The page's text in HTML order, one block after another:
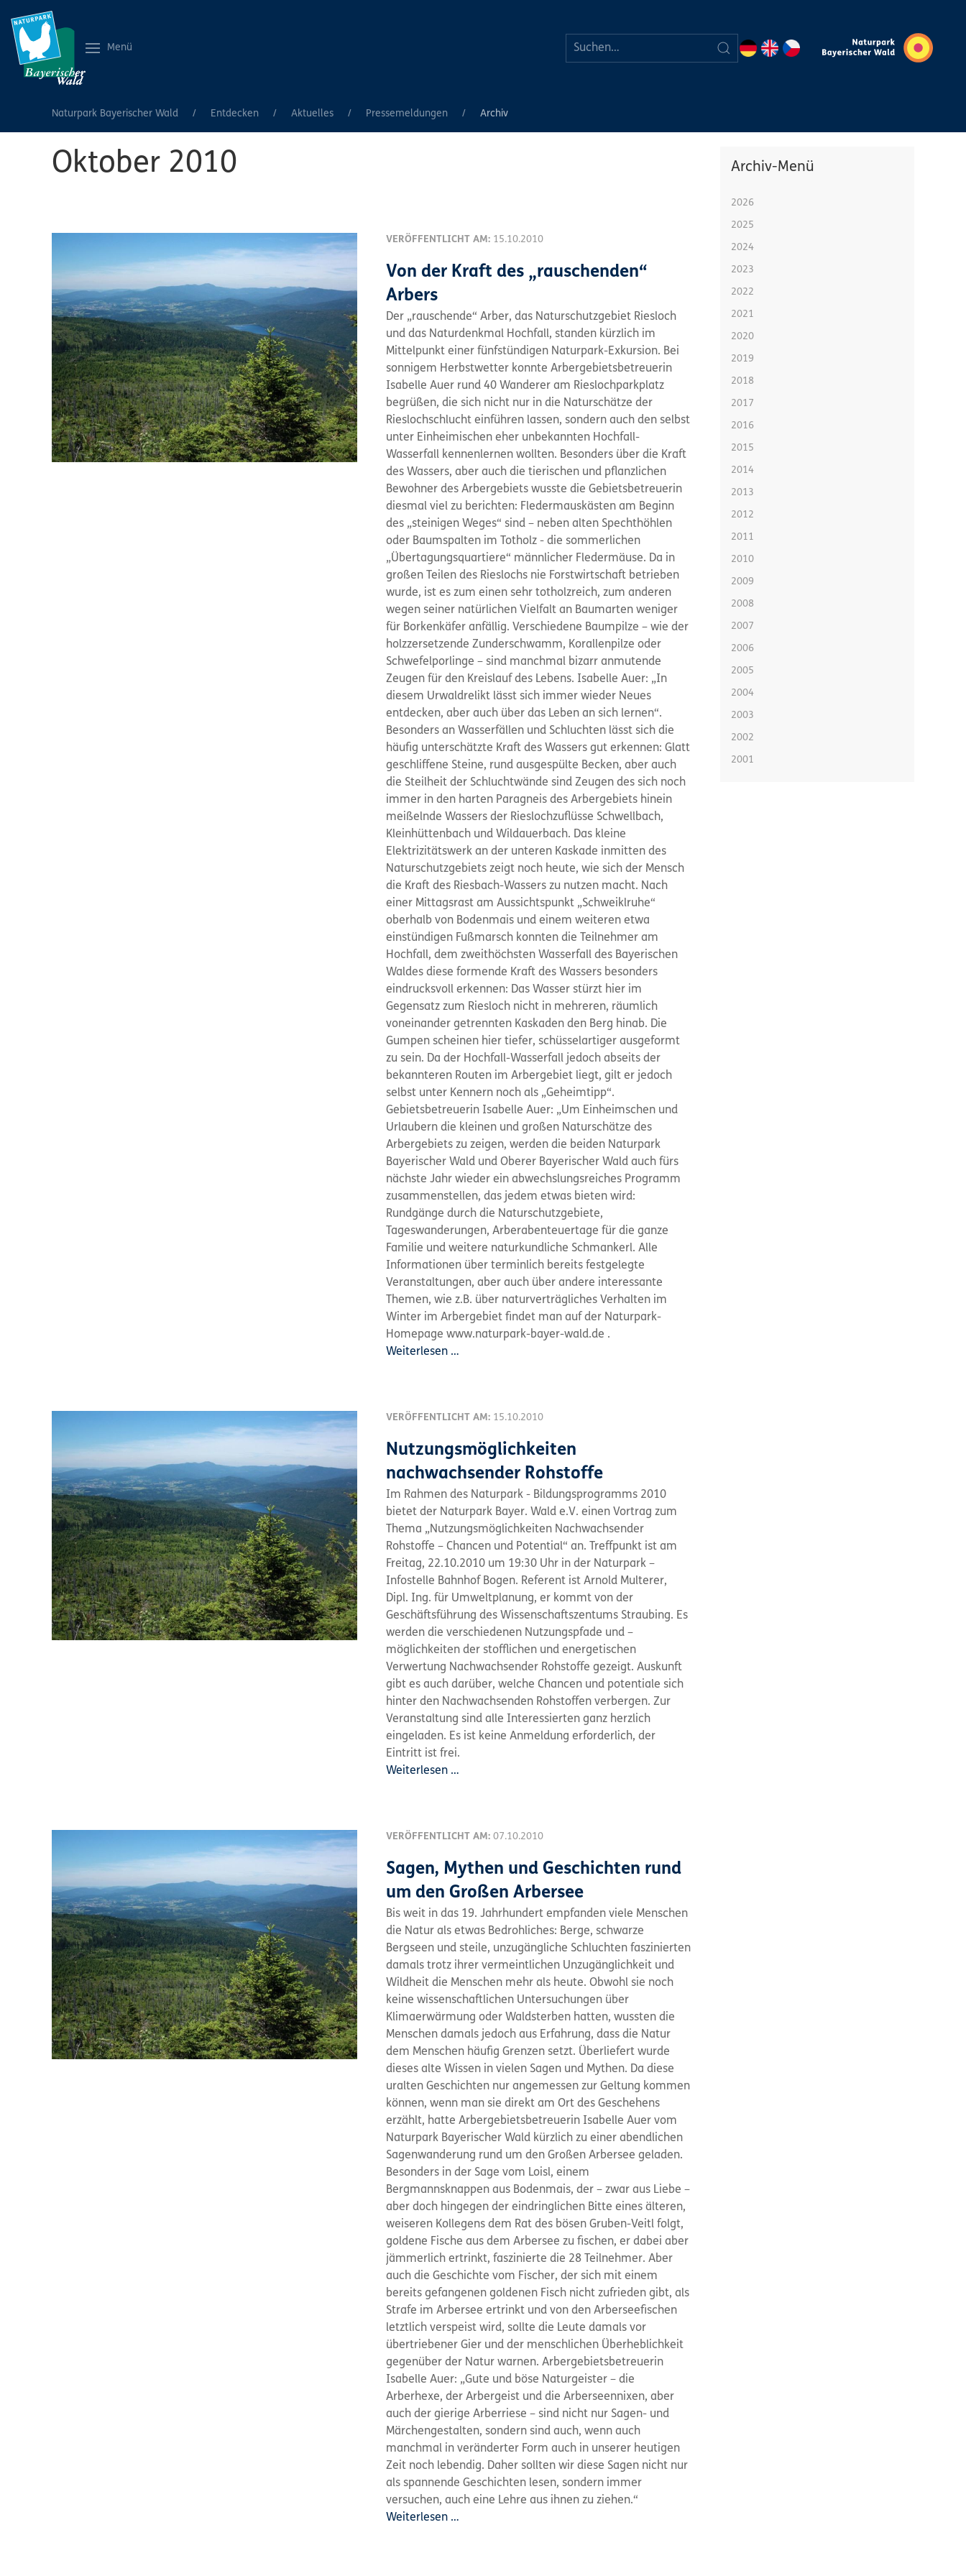
Menü
Naturpark Bayerischer Wald Entdecken Aktuelles Pressemeldungen Archiv
Oktober 2010
VERÖFFENTLICHT AM: 15.10.2010
Von der Kraft des „rauschenden“
Arbers
Der „rauschende“ Arber, das Naturschutzgebiet Riesloch
und das Naturdenkmal Hochfall, standen kürzlich im
Mittelpunkt einer fünfstündigen Naturpark-Exkursion. Bei
sonnigem Herbstwetter konnte Arbergebietsbetreuerin
Isabelle Auer rund 40 Wanderer am Rieslochparkplatz
begrüßen, die sich nicht nur in die Naturschätze der
Rieslochschlucht einführen lassen, sondern auch den selbst
unter Einheimischen eher unbekannten Hochfall-
Wasserfall kennenlernen wollten. Besonders über die Kraft
des Wassers, aber auch die tierischen und pflanzlichen
Bewohner des Arbergebiets wusste die Gebietsbetreuerin
diesmal viel zu berichten: Fledermauskästen am Beginn
des „steinigen Weges“ sind – neben alten Spechthöhlen
oder Baumspalten im Totholz - die sommerlichen
„Übertagungsquartiere“ männlicher Fledermäuse. Da in
großen Teilen des Rieslochs nie Forstwirtschaft betrieben
wurde, ist es zum einen sehr totholzreich, zum anderen
wegen seiner natürlichen Vielfalt an Baumarten weniger
für Borkenkäfer anfällig. Verschiedene Baumpilze – wie der
holzzersetzende Zunderschwamm, Korallenpilze oder
Schwefelporlinge – sind manchmal bizarr anmutende
Zeugen für den Kreislauf des Lebens. Isabelle Auer: „In
diesem Urwaldrelikt lässt sich immer wieder Neues
entdecken, aber auch über das Leben an sich lernen“.
Besonders an Wasserfällen und Schluchten lässt sich die
häufig unterschätzte Kraft des Wassers gut erkennen: Glatt
geschliffene Steine, rund ausgespülte Becken, aber auch
die Steilheit der Schluchtwände sind Zeugen des sich noch
immer in den harten Paragneis des Arbergebiets hinein
meißelnde Wassers der Rieslochzuflüsse Schwellbach,
Kleinhüttenbach und Wildauerbach. Das kleine
Elektrizitätswerk an der unteren Kaskade inmitten des
Naturschutzgebiets zeigt noch heute, wie sich der Mensch
die Kraft des Riesbach-Wassers zu nutzen macht. Nach
einer Mittagsrast am Aussichtspunkt „Schweiklruhe“
oberhalb von Bodenmais und einem weiteren etwa
einstündigen Fußmarsch konnten die Teilnehmer am
Hochfall, dem zweithöchsten Wasserfall des Bayerischen
Waldes diese formende Kraft des Wassers besonders
eindrucksvoll erkennen: Das Wasser stürzt hier im
Gegensatz zum Riesloch nicht in mehreren, räumlich
voneinander getrennten Kaskaden den Berg hinab. Die
Gumpen scheinen hier tiefer, schüsselartiger ausgeformt
zu sein. Da der Hochfall-Wasserfall jedoch abseits der
bekannteren Routen im Arbergebiet liegt, gilt er jedoch
selbst unter Kennern noch als „Geheimtipp“.
Gebietsbetreuerin Isabelle Auer: „Um Einheimschen und
Urlaubern die kleinen und großen Naturschätze des
Arbergebiets zu zeigen, werden die beiden Naturpark
Bayerischer Wald und Oberer Bayerischer Wald auch fürs
nächste Jahr wieder ein abwechslungsreiches Programm
zusammenstellen, das jedem etwas bieten wird:
Rundgänge durch die Naturschutzgebiete,
Tageswanderungen, Arberabenteuertage für die ganze
Familie und weitere naturkundliche Schmankerl. Alle
Informationen über terminlich bereits festgelegte
Veranstaltungen, aber auch über andere interessante
Themen, wie z.B. über naturverträgliches Verhalten im
Winter im Arbergebiet findet man auf der Naturpark-
Homepage www.naturpark-bayer-wald.de .
Weiterlesen …
VERÖFFENTLICHT AM: 15.10.2010
Nutzungsmöglichkeiten
nachwachsender Rohstoffe
Im Rahmen des Naturpark - Bildungsprogramms 2010
bietet der Naturpark Bayer. Wald e.V. einen Vortrag zum
Thema „Nutzungsmöglichkeiten Nachwachsender
Rohstoffe – Chancen und Potential“ an. Treffpunkt ist am
Freitag, 22.10.2010 um 19:30 Uhr in der Naturpark –
Infostelle Bahnhof Bogen. Referent ist Arnold Multerer,
Dipl. Ing. für Umweltplanung, er kommt von der
Geschäftsführung des Wissenschaftszentums Straubing. Es
werden die verschiedenen Nutzungspfade und –
möglichkeiten der stofflichen und energetischen
Verwertung Nachwachsender Rohstoffe gezeigt. Auskunft
gibt es auch darüber, welche Chancen und potentiale sich
hinter den Nachwachsenden Rohstoffen verbergen. Zur
Veranstaltung sind alle Interessierten ganz herzlich
eingeladen. Es ist keine Anmeldung erforderlich, der
Eintritt ist frei.
Weiterlesen …
VERÖFFENTLICHT AM: 07.10.2010
Sagen, Mythen und Geschichten rund
um den Großen Arbersee
Bis weit in das 19. Jahrhundert empfanden viele Menschen
die Natur als etwas Bedrohliches: Berge, schwarze
Bergseen und steile, unzugängliche Schluchten faszinierten
damals trotz ihrer vermeintlichen Unzugänglichkeit und
Wildheit die Menschen mehr als heute. Obwohl sie noch
keine wissenschaftlichen Untersuchungen über
Klimaerwärmung oder Waldsterben hatten, wussten die
Menschen damals jedoch aus Erfahrung, dass die Natur
dem Menschen häufig Grenzen setzt. Überliefert wurde
dieses alte Wissen in vielen Sagen und Mythen. Da diese
uralten Geschichten nur angemessen zur Geltung kommen
können, wenn man sie direkt am Ort des Geschehens
erzählt, hatte Arbergebietsbetreuerin Isabelle Auer vom
Naturpark Bayerischer Wald kürzlich zu einer abendlichen
Sagenwanderung rund um den Großen Arbersee geladen.
Besonders in der Sage vom Loisl, einem
Bergmannsknappen aus Bodenmais, der – zwar aus Liebe –
aber doch hingegen der eindringlichen Bitte eines älteren,
weiseren Kollegens dem Rat des bösen Gruben-Veitl folgt,
goldene Fische aus dem Arbersee zu fischen, er dabei aber
jämmerlich ertrinkt, faszinierte die 28 Teilnehmer. Aber
auch die Geschichte vom Fischer, der sich mit einem
bereits gefangenen goldenen Fisch nicht zufrieden gibt, als
Strafe im Arbersee ertrinkt und von den Arberseefischen
letztlich verspeist wird, sollte die Leute damals vor
übertriebener Gier und der menschlichen Überheblichkeit
gegenüber der Natur warnen. Arbergebietsbetreuerin
Isabelle Auer: „Gute und böse Naturgeister – die
Arberhexe, der Arbergeist und die Arberseennixen, aber
auch der gierige Arberriese – sind nicht nur Sagen- und
Märchengestalten, sondern sind auch, wenn auch
manchmal in veränderter Form auch in unserer heutigen
Zeit noch lebendig. Daher sollten wir diese Sagen nicht nur
als spannende Geschichten lesen, sondern immer
versuchen, auch eine Lehre aus ihnen zu ziehen.“
Weiterlesen …
Archiv-Menü
2026
2025
2024
2023
2022
2021
2020
2019
2018
2017
2016
2015
2014
2013
2012
2011
2010
2009
2008
2007
2006
2005
2004
2003
2002
2001